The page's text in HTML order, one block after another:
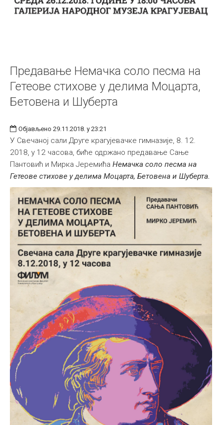
Предавање Немачка соло песма на
Гетеове стихове у делима Моцарта,
Бетовена и Шуберта
Објављено 29.11.2018. у 23:21
У Свечаној сали Друге крагујевачке гимназије, 8. 12.
2018, у 12 часова, биће одржано предавање Сање
Пантовић и Мирка Јеремића Немачка соло песма на
Гетеове стихове у делима Моцарта, Бетовена и Шуберта.